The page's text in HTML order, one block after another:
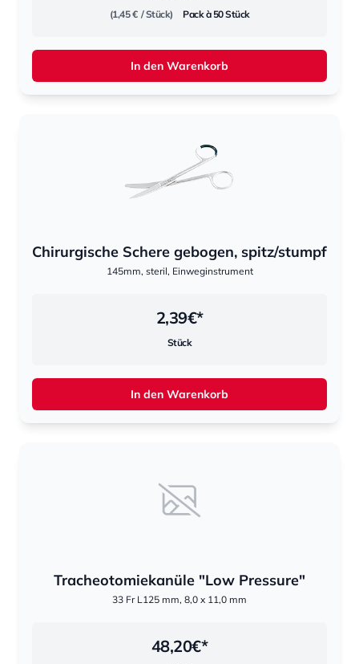
(1,45 € / Stück) Pack à 50 Stück
In den Warenkorb
Chirurgische Schere gebogen, spitz/stumpf
145mm, steril, Einweginstrument
2,39€*
Stück
In den Warenkorb
Tracheotomiekanüle "Low Pressure"
33 Fr L125 mm, 8,0 x 11,0 mm
48,20€*